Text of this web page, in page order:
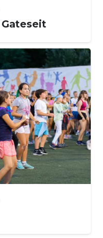
Gateseit